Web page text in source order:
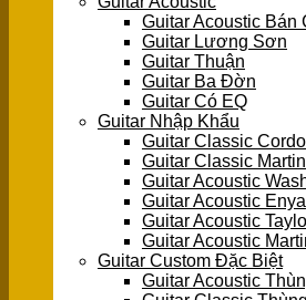
Guitar Acoustic Bán
Guitar Lương Sơn
Guitar Thuận
Guitar Ba Đờn
Guitar Có EQ
Guitar Nhập Khẩu
Guitar Classic
Guitar Classic
Guitar Acoustic
Guitar Acoustic Enya
Guitar Acoustic
Guitar Acoustic
Guitar Custom Đặc Biệt
Guitar Acoustic